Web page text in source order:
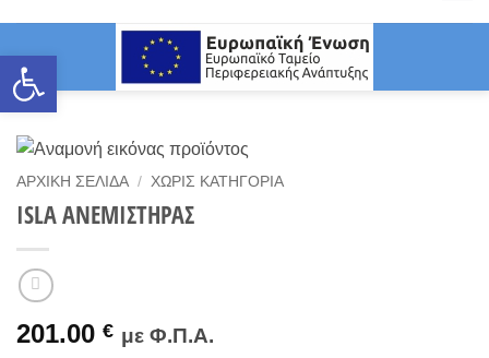
Ανοίξτε τη γραμμή εργαλείων
ΑΡΧΙΚΉ ΣΕΛΊΔΑ / ΧΩΡΊΣ ΚΑΤΗΓΟΡΊΑ
ISLA ΑΝΕΜΙΣΤΗΡΑΣ
201.00 € με Φ.Π.Α.